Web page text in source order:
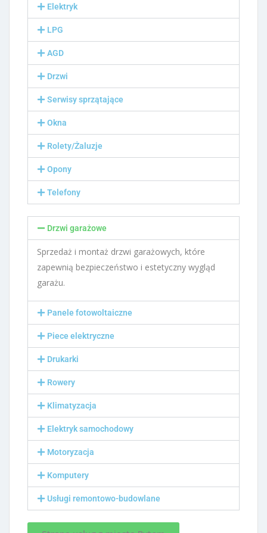
Elektryk
LPG
AGD
Drzwi
Serwisy sprzątające
Okna
Rolety/Żaluzje
Opony
Telefony
Drzwi garażowe
Sprzedaż i montaż drzwi garażowych, które
zapewnią bezpieczeństwo i estetyczny wygląd
garażu.
Panele fotowoltaiczne
Piece elektryczne
Drukarki
Rowery
Klimatyzacja
Elektryk samochodowy
Motoryzacja
Komputery
Usługi remontowo-budowlane